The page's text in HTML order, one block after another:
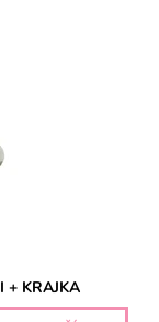
+ KRAJKA